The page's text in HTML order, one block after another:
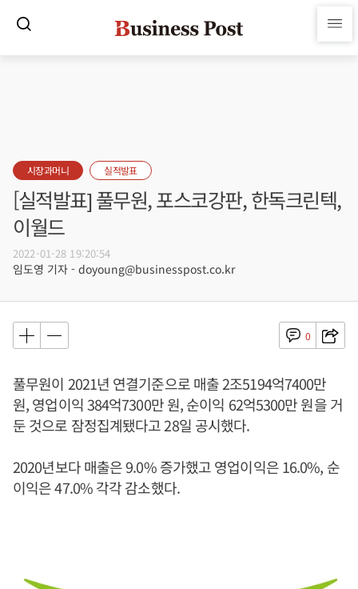
시장과머니 실적발표
[실적발표] 풀무원, 포스코강판, 한독크린텍,
이월드
2022-01-28 19:20:54
임도영 기자 - doyoung@businesspost.co.kr
0
풀무원이 2021년 연결기준으로 매출 2조5194억7400만
원, 영업이익 384억7300만 원, 순이익 62억5300만 원을 거
둔 것으로 잠정집계됐다고 28일 공시했다.
2020년보다 매출은 9.0% 증가했고 영업이익은 16.0%, 순
이익은 47.0% 각각 감소했다.